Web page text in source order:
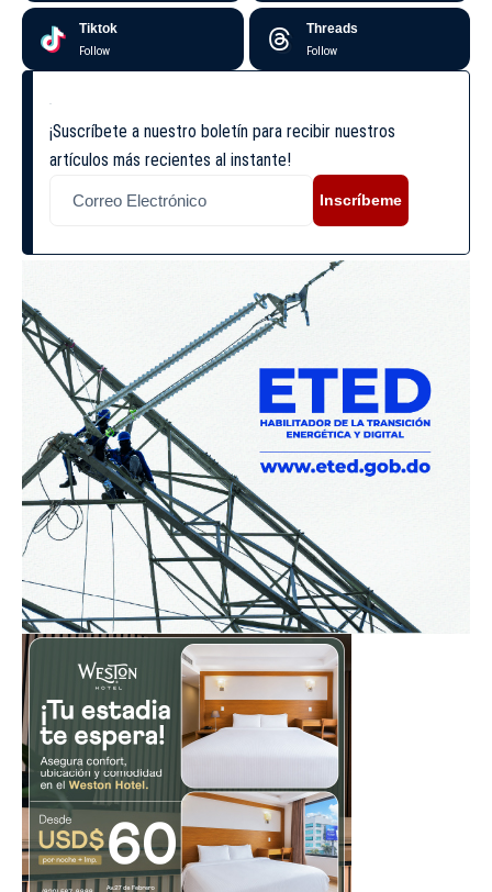
Tiktok
Follow
Threads
Follow
¡Suscríbete a nuestro boletín para recibir nuestros
artículos más recientes al instante!
Inscríbeme